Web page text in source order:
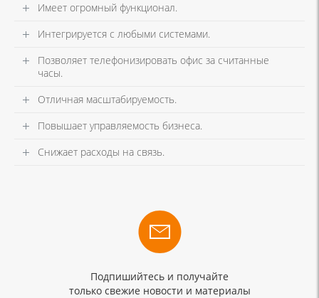
Имеет огромный функционал.
Интегрируется с любыми системами.
Позволяет телефонизировать офис за считанные
часы.
Отличная масштабируемость.
Повышает управляемость бизнеса.
Снижает расходы на связь.
Подпишийтесь и получайте
только свежие новости и материалы